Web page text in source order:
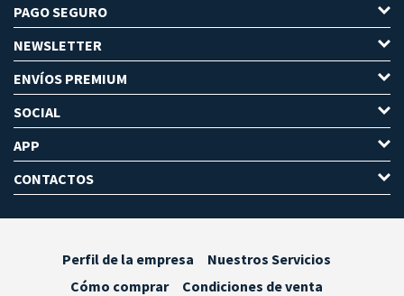
PAGO SEGURO
NEWSLETTER
ENVÍOS PREMIUM
SOCIAL
APP
CONTACTOS
Perfil de la empresa
Nuestros Servicios
Cómo comprar
Condiciones de venta